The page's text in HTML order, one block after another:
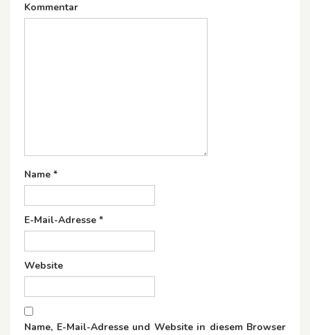
Kommentar
Name *
E-Mail-Adresse *
Website
Name, E-Mail-Adresse und Website in diesem Browser